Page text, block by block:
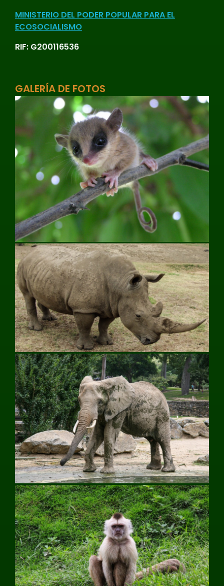
MINISTERIO DEL PODER POPULAR PARA EL
ECOSOCIALISMO
RIF: G200116536
GALERÍA DE FOTOS